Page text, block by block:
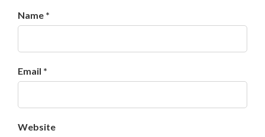
Name *
Email *
Website